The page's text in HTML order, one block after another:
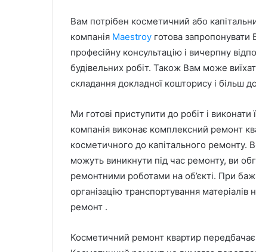
Вам потрібен косметичний або
компанія Maestroy готова
професійну консультацію і вичерпну
будівельних робіт. Також Вам може
складання докладної кошторису і більш
Ми готові приступити до робіт і
компанія виконає комплексний ремонт
косметичного до капітального ремонту.
можуть виникнути під час ремонту, ви
ремонтними роботами на об’єкті. При
організацію транспортування
ремонт .
Косметичний ремонт квартир